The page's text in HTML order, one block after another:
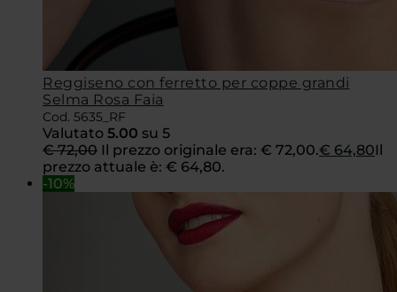
Reggiseno con ferretto per coppe grandi
Selma Rosa Faia
Cod. 5635_RF
Valutato 5.00 su 5
€72,00 Il prezzo originale era: € 72,00.€ 64,80Il
prezzo attuale è: € 64,80.
-10%